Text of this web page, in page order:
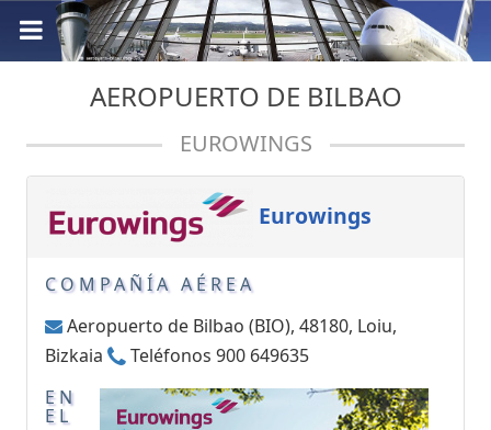
AEROPUERTO DE BILBAO
EUROWINGS
Eurowings
COMPAÑÍA AÉREA
Aeropuerto de Bilbao (BIO), 48180, Loiu,
Bizkaia
Teléfonos 900 649635
EN
EL